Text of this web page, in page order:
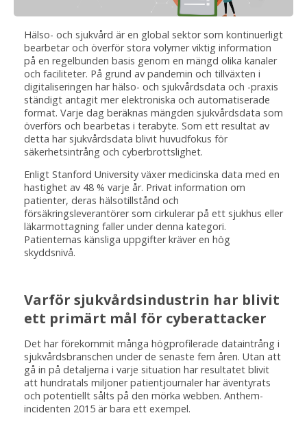
Blogg
Logga in
Hälso- och sjukvård är en global sektor som kontinuerligt
bearbetar och överför stora volymer viktig information
på en regelbunden basis genom en mängd olika kanaler
och faciliteter. På grund av pandemin och tillväxten i
digitaliseringen har hälso- och sjukvårdsdata och -praxis
ständigt antagit mer elektroniska och automatiserade
format. Varje dag beräknas mängden sjukvårdsdata som
överförs och bearbetas i terabyte. Som ett resultat av
detta har sjukvårdsdata blivit huvudfokus för
säkerhetsintrång och cyberbrottslighet.
Enligt Stanford University växer medicinska data med en
hastighet av 48 % varje år. Privat information om
patienter, deras hälsotillstånd och
försäkringsleverantörer som cirkulerar på ett sjukhus eller
läkarmottagning faller under denna kategori.
Patienternas känsliga uppgifter kräver en hög
skyddsnivå.
Varför sjukvårdsindustrin har blivit
ett primärt mål för cyberattacker
Det har förekommit många högprofilerade dataintrång i
sjukvårdsbranschen under de senaste fem åren. Utan att
gå in på detaljerna i varje situation har resultatet blivit
att hundratals miljoner patientjournaler har äventyrats
och potentiellt sålts på den mörka webben. Anthem-
incidenten 2015 är bara ett exempel.